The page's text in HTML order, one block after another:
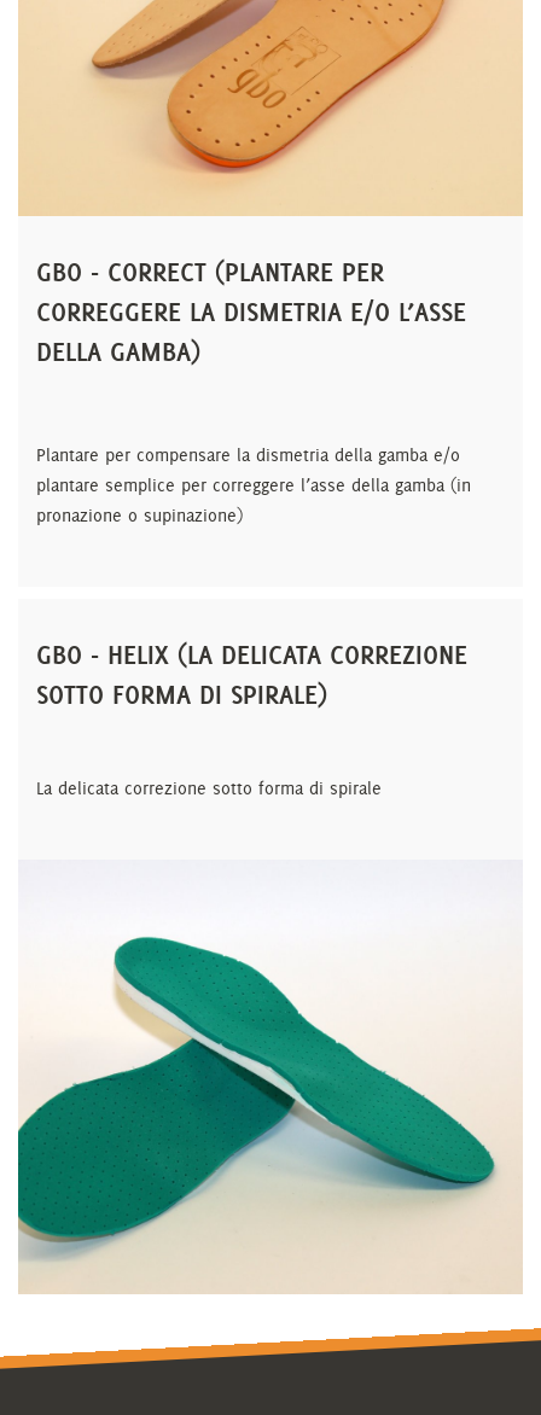
GBO - CORRECT (PLANTARE PER
CORREGGERE LA DISMETRIA E/O L’ASSE
DELLA GAMBA)
Plantare per compensare la dismetria della gamba e/o
plantare semplice per correggere l’asse della gamba (in
pronazione o supinazione)
GBO - HELIX (LA DELICATA CORREZIONE
SOTTO FORMA DI SPIRALE)
La delicata correzione sotto forma di spirale